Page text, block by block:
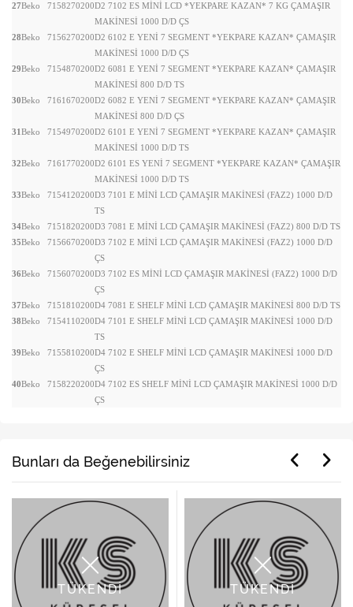
27Beko 7158270200D2 7102 ES MİNİ LCD *YEKPARE KAZAN* 7 KG ÇAMAŞIR
MAKİNESİ 1000 D/D ÇS
28Beko 7156270200D2 6102 E YENİ 7 SEGMENT *YEKPARE KAZAN* ÇAMAŞIR
MAKİNESİ 1000 D/D ÇS
29Beko 7154870200D2 6081 E YENİ 7 SEGMENT *YEKPARE KAZAN* ÇAMAŞIR
MAKİNESİ 800 D/D TS
30Beko 7161670200D2 6082 E YENİ 7 SEGMENT *YEKPARE KAZAN* ÇAMAŞIR
MAKİNESİ 800 D/D ÇS
31Beko 7154970200D2 6101 E YENİ 7 SEGMENT *YEKPARE KAZAN* ÇAMAŞIR
MAKİNESİ 1000 D/D TS
32Beko 7161770200D2 6101 ES YENİ 7 SEGMENT *YEKPARE KAZAN* ÇAMAŞIR
MAKİNESİ 1000 D/D TS
33Beko 7154120200D3 7101 E MİNİ LCD ÇAMAŞIR MAKİNESİ (FAZ2) 1000 D/D
TS
34Beko 7151820200D3 7081 E MİNİ LCD ÇAMAŞIR MAKİNESİ (FAZ2) 800 D/D TS
35Beko 7156670200D3 7102 E MİNİ LCD ÇAMAŞIR MAKİNESİ (FAZ2) 1000 D/D
ÇS
36Beko 7156070200D3 7102 ES MİNİ LCD ÇAMAŞIR MAKİNESİ (FAZ2) 1000 D/D
ÇS
37Beko 7151810200D4 7081 E SHELF MİNİ LCD ÇAMAŞIR MAKİNESİ 800 D/D TS
38Beko 7154110200D4 7101 E SHELF MİNİ LCD ÇAMAŞIR MAKİNESİ 1000 D/D
TS
39Beko 7155810200D4 7102 E SHELF MİNİ LCD ÇAMAŞIR MAKİNESİ 1000 D/D
ÇS
40Beko 7158220200D4 7102 ES SHELF MİNİ LCD ÇAMAŞIR MAKİNESİ 1000 D/D
ÇS
Bunları da Beğenebilirsiniz
TÜKENDİ TÜKENDİ